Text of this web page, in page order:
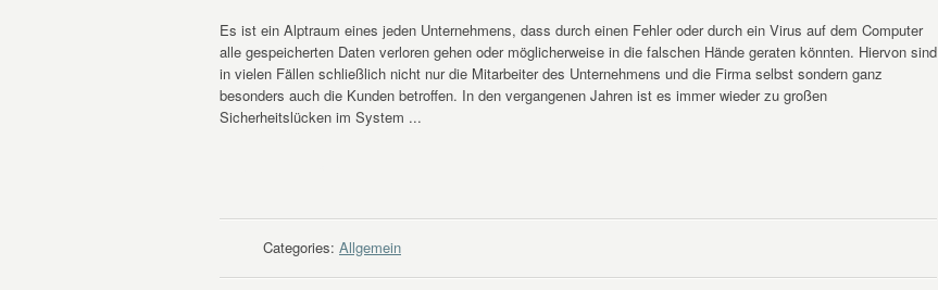
Es ist ein Alptraum eines jeden Unternehmens, dass durch einen Fehler oder durch ein Virus auf dem Computer
alle gespeicherten Daten verloren gehen oder möglicherweise in die falschen Hände geraten könnten. Hiervon sind
in vielen Fällen schließlich nicht nur die Mitarbeiter des Unternehmens und die Firma selbst sondern ganz
besonders auch die Kunden betroffen. In den vergangenen Jahren ist es immer wieder zu großen
Sicherheitslücken im System ...
Categories: Allgemein